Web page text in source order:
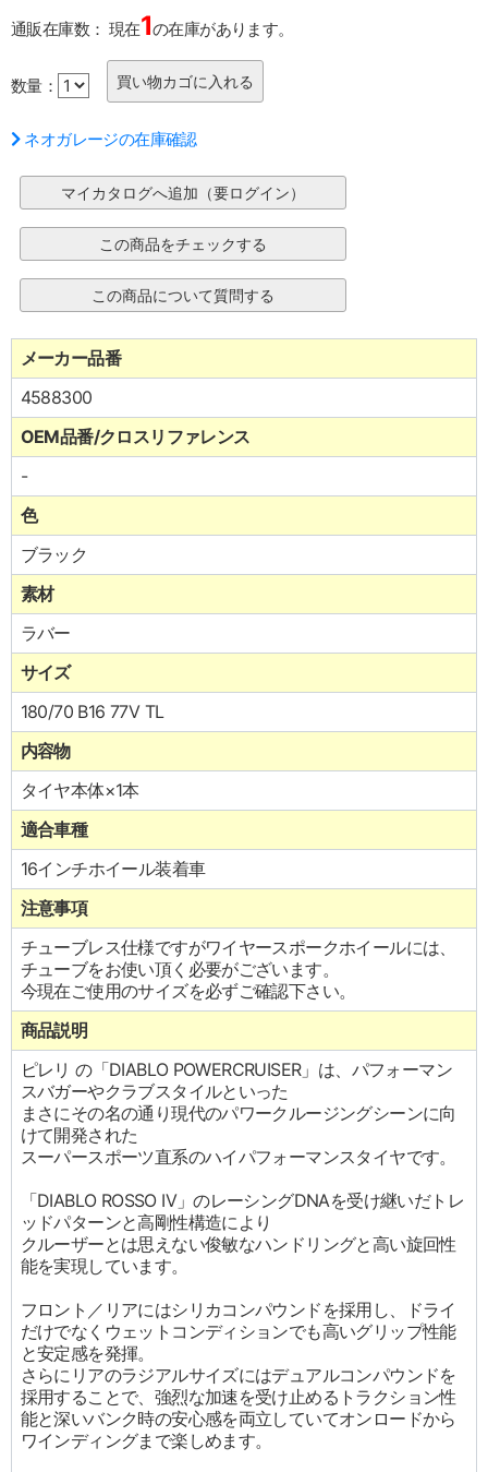
通販在庫数： 現在1の在庫があります。
数量：
ネオガレージの在庫確認
メーカー品番
4588300
OEM品番/クロスリファレンス
-
色
ブラック
素材
ラバー
サイズ
180/70 B16 77V TL
内容物
タイヤ本体×1本
適合車種
16インチホイール装着車
注意事項
チューブレス仕様ですがワイヤースポークホイールには、
チューブをお使い頂く必要がございます。
今現在ご使用のサイズを必ずご確認下さい。
商品説明
ピレリ の「DIABLO POWERCRUISER」は、パフォーマン
スバガーやクラブスタイルといった
まさにその名の通り現代のパワークルージングシーンに向
けて開発された
スーパースポーツ直系のハイパフォーマンスタイヤです。
「DIABLO ROSSO IV」のレーシングDNAを受け継いだトレ
ッドパターンと高剛性構造により
クルーザーとは思えない俊敏なハンドリングと高い旋回性
能を実現しています。
フロント／リアにはシリカコンパウンドを採用し、ドライ
だけでなくウェットコンディションでも高いグリップ性能
と安定感を発揮。
さらにリアのラジアルサイズにはデュアルコンパウンドを
採用することで、強烈な加速を受け止めるトラクション性
能と深いバンク時の安心感を両立していてオンロードから
ワインディングまで楽しめます。